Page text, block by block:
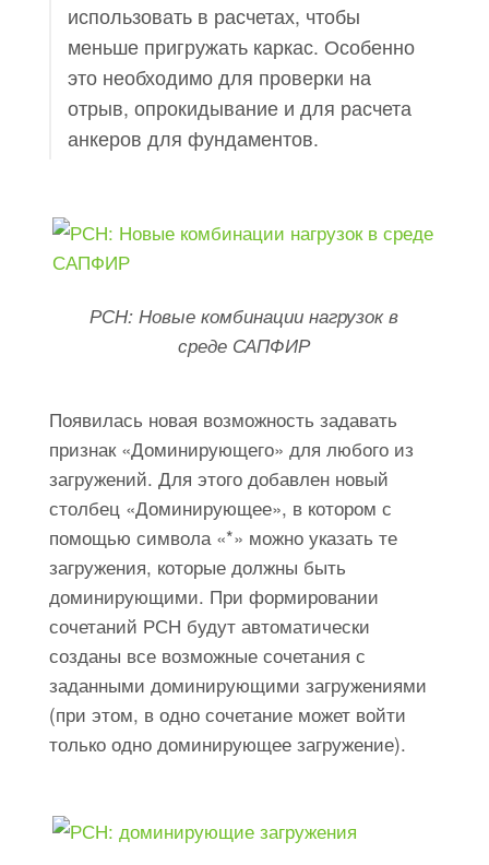
использовать в расчетах, чтобы
меньше пригружать каркас. Особенно
это необходимо для проверки на
отрыв, опрокидывание и для расчета
анкеров для фундаментов.
РСН: Новые комбинации нагрузок в
среде САПФИР
Появилась новая возможность задавать
признак «Доминирующего» для любого из
загружений. Для этого добавлен новый
столбец «Доминирующее», в котором с
помощью символа «*» можно указать те
загружения, которые должны быть
доминирующими. При формировании
сочетаний РСН будут автоматически
созданы все возможные сочетания с
заданными доминирующими загружениями
(при этом, в одно сочетание может войти
только одно доминирующее загружение).